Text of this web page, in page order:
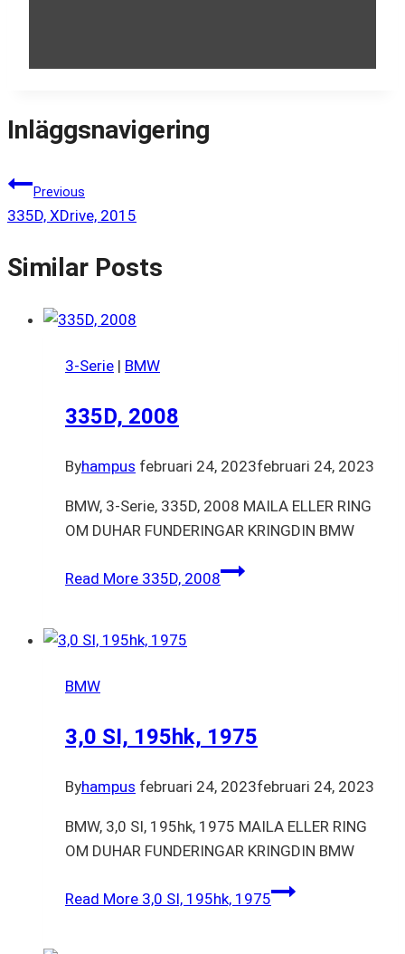
Inläggsnavigering
Previous
335D, XDrive, 2015
Similar Posts
3-Serie | BMW
335D, 2008
Byhampus februari 24, 2023februari 24, 2023
BMW, 3-Serie, 335D, 2008 MAILA ELLER RING
OM DUHAR FUNDERINGAR KRINGDIN BMW
Read More 335D, 2008
BMW
3,0 SI, 195hk, 1975
Byhampus februari 24, 2023februari 24, 2023
BMW, 3,0 SI, 195hk, 1975 MAILA ELLER RING
OM DUHAR FUNDERINGAR KRINGDIN BMW
Read More 3,0 SI, 195hk, 1975